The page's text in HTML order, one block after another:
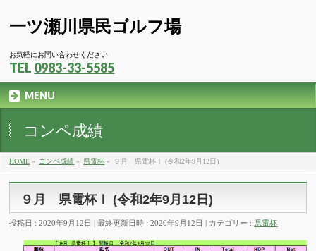
一ツ瀬川県民ゴルフ場
お気軽にお問い合わせください
TEL 0983-33-5585
MENU
コンペ成績
HOME » コンペ成績 » 県電杯 » ９月 県電杯Ⅰ (令和2年9月12日)
９月 県電杯Ⅰ (令和2年9月12日)
投稿日 : 2020年9月12日 最終更新日時 : 2020年9月12日 カテゴリー : 県電杯